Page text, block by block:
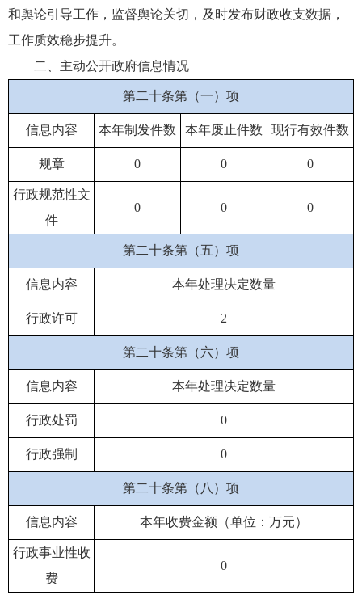
和舆论引导工作，监督舆论关切，及时发布财政收支数据，
工作质效稳步提升。
二、主动公开政府信息情况
第二十条第（一）项
信息内容 本年制发件数 本年废止件数 现行有效件数
规章 0 0 0
行政规范性文
件
0 0 0
第二十条第（五）项
信息内容 本年处理决定数量
行政许可 2
第二十条第（六）项
信息内容 本年处理决定数量
行政处罚 0
行政强制 0
第二十条第（八）项
信息内容 本年收费金额（单位：万元）
行政事业性收
费
0